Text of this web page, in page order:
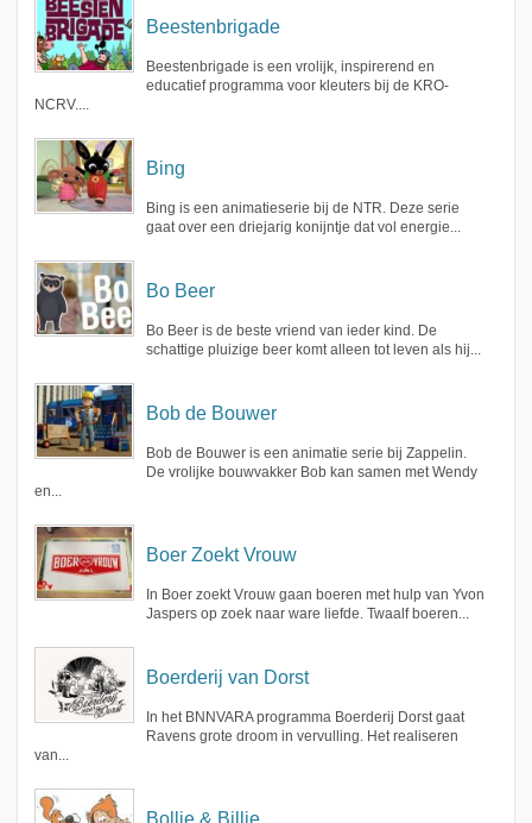
Beestenbrigade
Beestenbrigade is een vrolijk, inspirerend en
educatief programma voor kleuters bij de KRO-
NCRV....
Bing
Bing is een animatieserie bij de NTR. Deze serie
gaat over een driejarig konijntje dat vol energie...
Bo Beer
Bo Beer is de beste vriend van ieder kind. De
schattige pluizige beer komt alleen tot leven als hij...
Bob de Bouwer
Bob de Bouwer is een animatie serie bij Zappelin.
De vrolijke bouwvakker Bob kan samen met Wendy
en...
Boer Zoekt Vrouw
In Boer zoekt Vrouw gaan boeren met hulp van Yvon
Jaspers op zoek naar ware liefde. Twaalf boeren...
Boerderij van Dorst
In het BNNVARA programma Boerderij Dorst gaat
Ravens grote droom in vervulling. Het realiseren
van...
Bollie & Billie